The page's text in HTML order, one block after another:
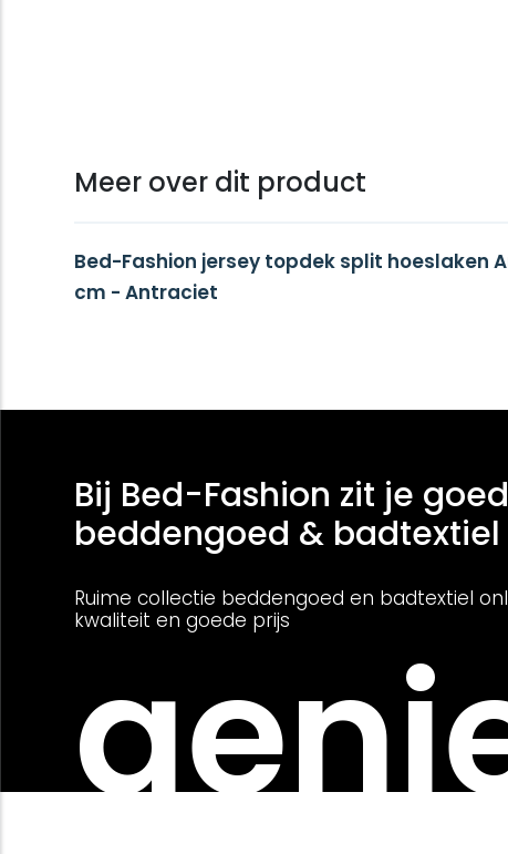
Meer over dit product
Bed-Fashion jersey topdek split hoeslaken
cm - Antraciet
Bij Bed-Fashion zit je
beddengoed & badtextiel
Ruime collectie beddengoed en badtextiel
kwaliteit en goede prijs